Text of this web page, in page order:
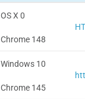
OS X 0
Chrome 148
Windows 10
Chrome 145